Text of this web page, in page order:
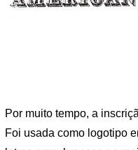
Por muito tempo, a
Foi usada como logotipo